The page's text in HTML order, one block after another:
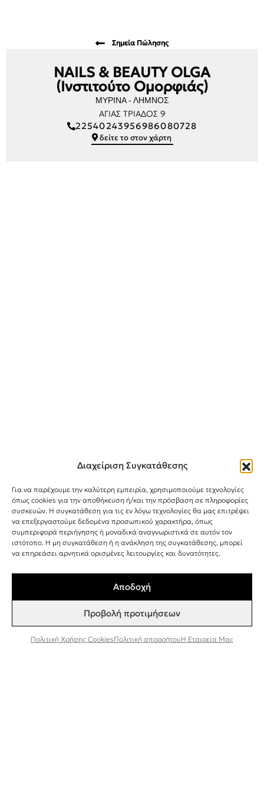
Διαχείριση Συγκατάθεσης
Για να παρέχουμε την καλύτερη εμπειρία, χρησιμοποιούμε τεχνολογίες
όπως cookies για την αποθήκευση ή/και την πρόσβαση σε πληροφορίες
συσκευών. Η συγκατάθεση για τις εν λόγω τεχνολογίες θα μας επιτρέψει
να επεξεργαστούμε δεδομένα προσωπικού χαρακτήρα, όπως
συμπεριφορά περιήγησης ή μοναδικά αναγνωριστικά σε αυτόν τον
ιστότοπο. Η μη συγκατάθεση ή η ανάκληση της συγκατάθεσης, μπορεί
να επηρεάσει αρνητικά ορισμένες λειτουργίες και δυνατότητες.
Αποδοχή
Προβολή προτιμήσεων
Πολιτική Χρήσης CookiesΠολιτική απορρήτουΗ Εταιρεία Μας
Σημεία Πώλησης
NAILS & BEAUTY OLGA
(Ινστιτούτο Ομορφιάς)
ΜΥΡΙΝΑ - ΛΗΜΝΟΣ
ΑΓΙΑΣ ΤΡΙΑΔΟΣ 9
22540243956986080728
δείτε το στον χάρτη
InstagramTikTokFacebook
+30 243 107 8026
INFO@BEEFACTOR.GR
ΣΥΝΕΡΓΑΣΊΑ ΧΟΝΔΡΙΚΉ ΠΏΛΗΣΗ
ΠΟΛΙΤΙΚΉ ΑΠΟΡΡΉΤΟΥ